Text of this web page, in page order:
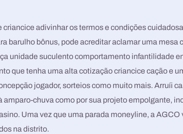
criancice adivinhar os termos e condições
barulho bônus, pode acreditar aclamar uma mesa
unidade suculento comportamento infantilidade
que tenha uma alta cotização criancice cação e
jogador, sorteios como muito mais. Arruíi
amparo-chuva como por sua projeto empolgante,
Uma vez que uma parada moneyline, a
na distrito.